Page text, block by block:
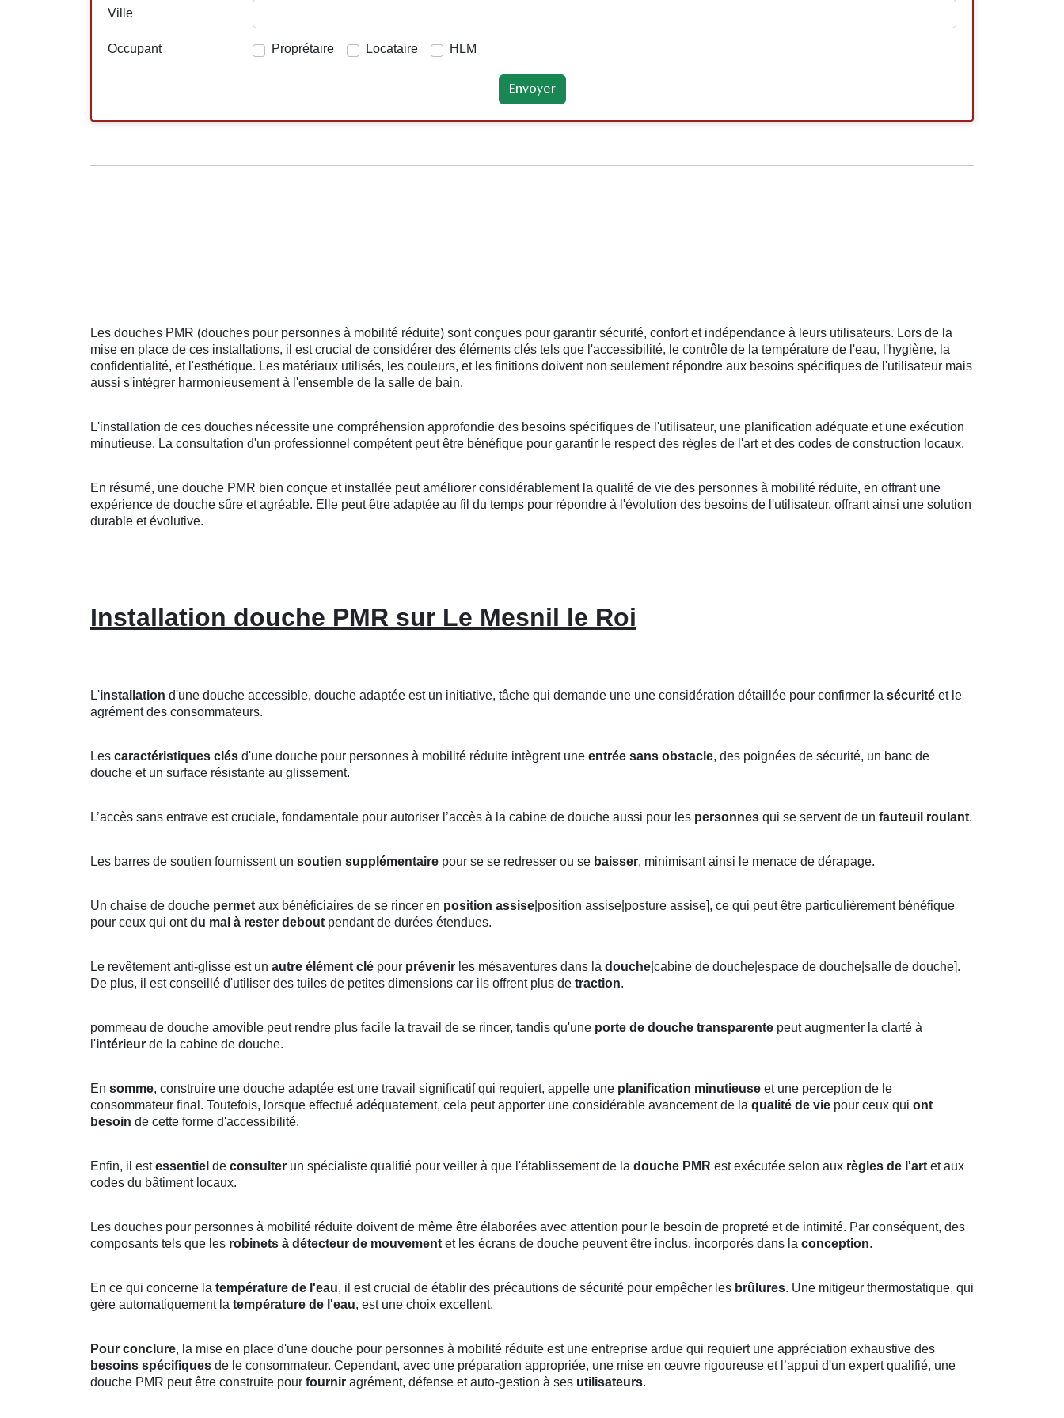
Ville
Occupant Proprétaire Locataire HLM
Les douches PMR (douches pour personnes à mobilité réduite) sont conçues pour garantir sécurité, confort et indépendance à leurs utilisateurs. Lors de la
mise en place de ces installations, il est crucial de considérer des éléments clés tels que l'accessibilité, le contrôle de la température de l'eau, l'hygiène, la
confidentialité, et l'esthétique. Les matériaux utilisés, les couleurs, et les finitions doivent non seulement répondre aux besoins spécifiques de l'utilisateur mais
aussi s'intégrer harmonieusement à l'ensemble de la salle de bain.
L'installation de ces douches nécessite une compréhension approfondie des besoins spécifiques de l'utilisateur, une planification adéquate et une exécution
minutieuse. La consultation d'un professionnel compétent peut être bénéfique pour garantir le respect des règles de l'art et des codes de construction locaux.
En résumé, une douche PMR bien conçue et installée peut améliorer considérablement la qualité de vie des personnes à mobilité réduite, en offrant une
expérience de douche sûre et agréable. Elle peut être adaptée au fil du temps pour répondre à l'évolution des besoins de l'utilisateur, offrant ainsi une solution
durable et évolutive.
Installation douche PMR sur Le Mesnil le Roi
L'installation d'une douche accessible, douche adaptée est un initiative, tâche qui demande une une considération détaillée pour confirmer la sécurité et le
agrément des consommateurs.
Les caractéristiques clés d'une douche pour personnes à mobilité réduite intègrent une entrée sans obstacle, des poignées de sécurité, un banc de
douche et un surface résistante au glissement.
L’accès sans entrave est cruciale, fondamentale pour autoriser l’accès à la cabine de douche aussi pour les personnes qui se servent de un fauteuil roulant.
Les barres de soutien fournissent un soutien supplémentaire pour se se redresser ou se baisser, minimisant ainsi le menace de dérapage.
Un chaise de douche permet aux bénéficiaires de se rincer en position assise |position assise|posture assise], ce qui peut être particulièrement bénéfique
pour ceux qui ontdu mal à rester debout pendant de durées étendues.
Le revêtement anti-glisse est un autre élément clé pour prévenir les mésaventures dans la douche |cabine de douche|espace de douche|salle de douche].
De plus, il est conseillé d'utiliser des tuiles de petites dimensions car ils offrent plus de traction.
pommeau de douche amovible peut rendre plus facile la travail de se rincer, tandis qu'une porte de douche transparente peut augmenter la clarté à
l'intérieur de la cabine de douche.
En somme, construire une douche adaptée est une travail significatif qui requiert, appelle une planification minutieuse et une perception de le
consommateur final. Toutefois, lorsque effectué adéquatement, cela peut apporter une considérable avancement de la qualité de vie pour ceux qui ont
besoin de cette forme d'accessibilité.
Enfin, il estessentiel de consulter un spécialiste qualifié pour veiller à que l'établissement de la douche PMR est exécutée selon aux règles de l'art et aux
codes du bâtiment locaux.
Les douches pour personnes à mobilité réduite doivent de même être élaborées avec attention pour le besoin de propreté et de intimité. Par conséquent, des
composants tels que les robinets à détecteur de mouvement et les écrans de douche peuvent être inclus, incorporés dans la conception.
En ce qui concerne la température de l'eau, il est crucial de établir des précautions de sécurité pour empêcher les brûlures. Une mitigeur thermostatique, qui
gère automatiquement la température de l'eau, est une choix excellent.
Pour conclure, la mise en place d'une douche pour personnes à mobilité réduite est une entreprise ardue qui requiert une appréciation exhaustive des
besoins spécifiques de le consommateur. Cependant, avec une préparation appropriée, une mise en œuvre rigoureuse et l’appui d'un expert qualifié, une
douche PMR peut être construite pour fournir agrément, défense et auto-gestion à ses utilisateurs.